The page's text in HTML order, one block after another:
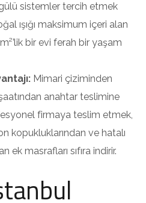
sistemler tercih etmek
ışığı maksimum içeri alan
bir evi ferah bir yaşam
Mimari çiziminden
anahtar teslimine
firmaya teslim etmek,
kopukluklarından ve hatalı
masrafları sıfıra indirir.